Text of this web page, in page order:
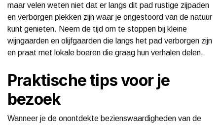
maar velen weten niet dat er langs dit pad rustige zijpaden
en verborgen plekken zijn waar je ongestoord van de natuur
kunt genieten. Neem de tijd om te stoppen bij kleine
wijngaarden en olijfgaarden die langs het pad verborgen zijn
en praat met lokale boeren die graag hun verhalen delen.
Praktische tips voor je
bezoek
Wanneer je de onontdekte bezienswaardigheden van de